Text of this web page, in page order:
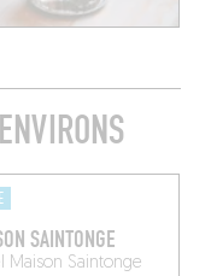
SAINTONGE
Maison Saintonge